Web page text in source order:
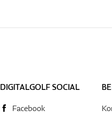
DIGITALGOLF SOCIAL
Facebook